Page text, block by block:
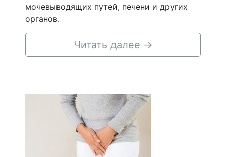
мочевыводящих путей, печени и других
органов.
Читать далее →